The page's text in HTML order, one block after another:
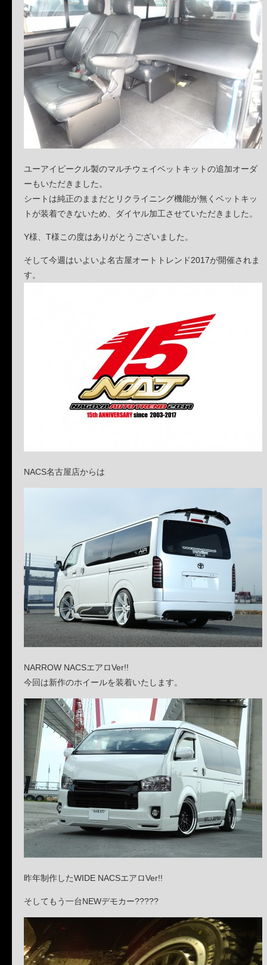
ユーアイビークル製のマルチウェイベットキットの追加オーダ
ーもいただきました。
シートは純正のままだとリクライニング機能が無くベットキッ
トが装着できないため、ダイヤル加工させていただきました。
Y様、T様この度はありがとうございました。
そして今週はいよいよ名古屋オートトレンド2017が開催されま
す。
NACS名古屋店からは
NARROW NACSエアロVer!!
今回は新作のホイールを装着いたします。
昨年制作したWIDE NACSエアロVer!!
そしてもう一台NEWデモカー?????